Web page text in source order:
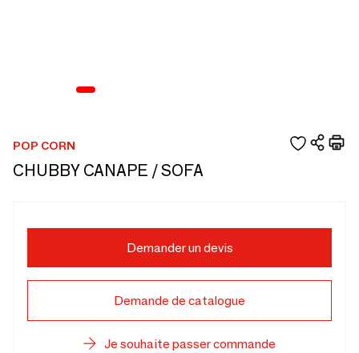
POP CORN
CHUBBY CANAPE / SOFA
Demander un devis
Demande de catalogue
Je souhaite passer commande